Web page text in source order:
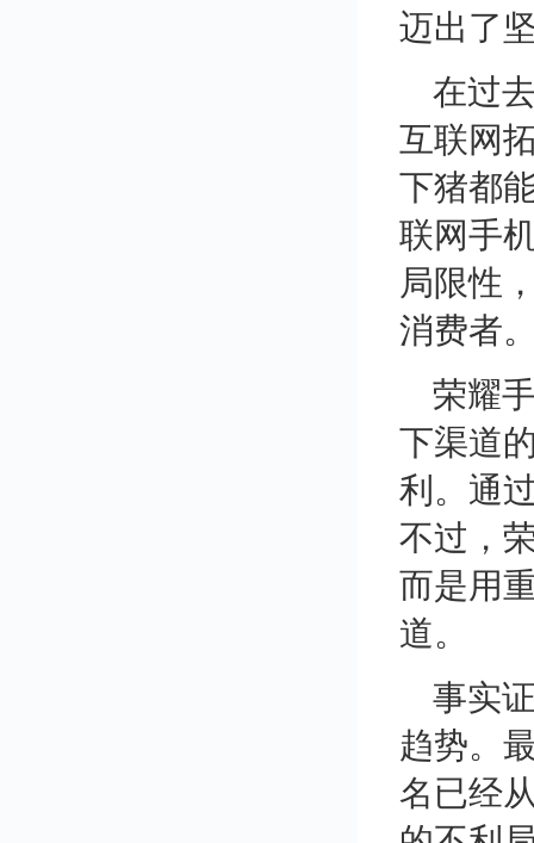
迈出了
在过
互联网
下猪都
联网手
局限性
消费者
荣耀
下渠道
利。通
不过，
而是用
道。
事实
趋势。
名已经